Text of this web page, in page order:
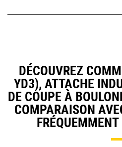
DÉCOUVREZ
YD3), ATTACHE
DE COUPE À
COMPARAISON